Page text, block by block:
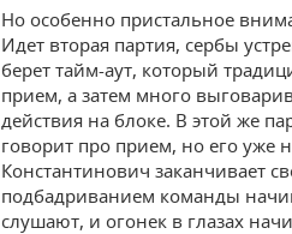
Но особенно пристальное
Идет вторая партия, сербы
берет тайм-аут, который
прием, а затем много
действия на блоке. В этой же
говорит про прием, но его уже
Константинович заканчивает
подбадриванием команды
слушают, и огонек в глазах